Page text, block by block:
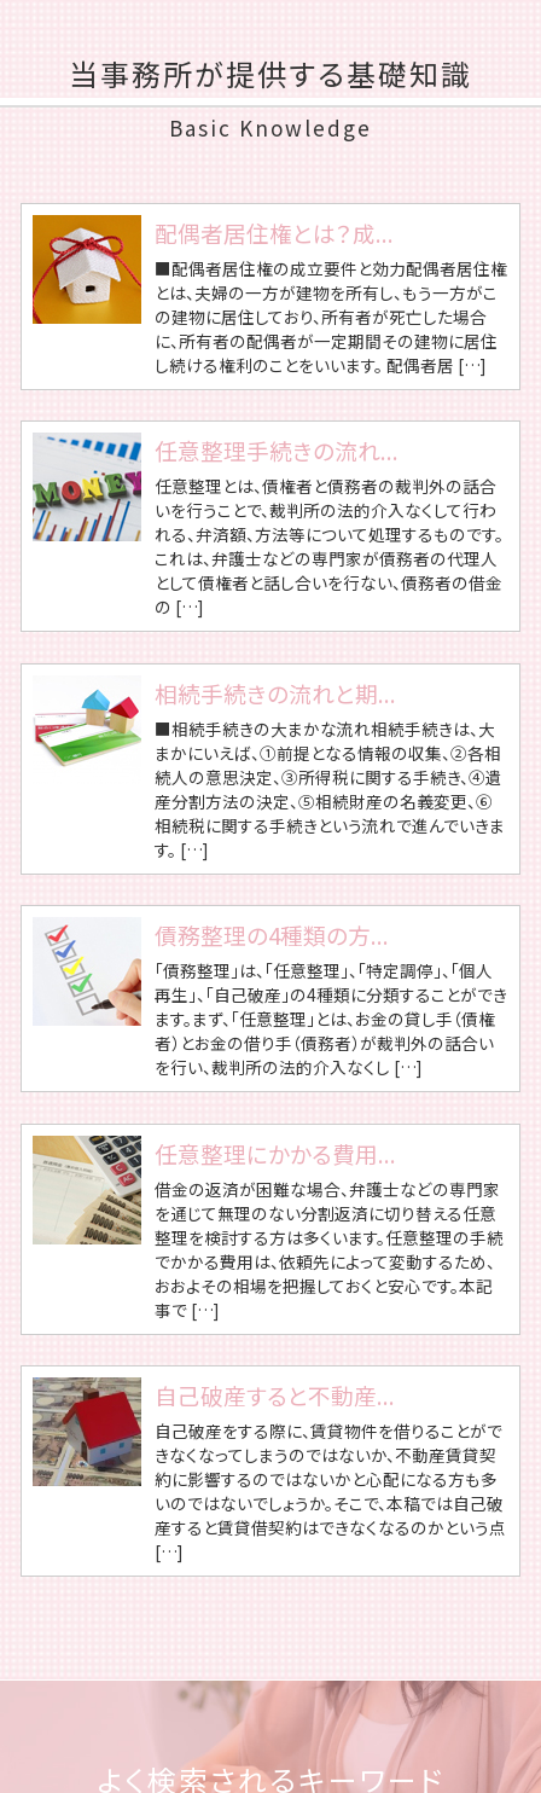
当事務所が提供する基礎知識
Basic Knowledge
配偶者居住権とは？成...
■配偶者居住権の成立要件と効力配偶者居住権
とは、夫婦の一方が建物を所有し、もう一方がこ
の建物に居住しており、所有者が死亡した場合
に、所有者の配偶者が一定期間その建物に居住
し続ける権利のことをいいます。 配偶者居 […]
任意整理手続きの流れ...
任意整理とは、債権者と債務者の裁判外の話合
いを行うことで、裁判所の法的介入なくして行わ
れる、弁済額、方法等について処理するものです。
これは、弁護士などの専門家が債務者の代理人
として債権者と話し合いを行ない、債務者の借金
の […]
相続手続きの流れと期...
■相続手続きの大まかな流れ相続手続きは、大
まかにいえば、①前提となる情報の収集、②各相
続人の意思決定、③所得税に関する手続き、④遺
産分割方法の決定、⑤相続財産の名義変更、⑥
相続税に関する手続きという流れで進んでいきま
す。 […]
債務整理の4種類の方...
「債務整理」は、「任意整理」、「特定調停」、「個人
再生」、「自己破産」の4種類に分類することができ
ます。まず、「任意整理」とは、お金の貸し手（債権
者）とお金の借り手（債務者）が裁判外の話合い
を行い、裁判所の法的介入なくし […]
任意整理にかかる費用...
借金の返済が困難な場合、弁護士などの専門家
を通じて無理のない分割返済に切り替える任意
整理を検討する方は多くいます。任意整理の手続
でかかる費用は、依頼先によって変動するため、
おおよその相場を把握しておくと安心です。本記
事で […]
自己破産すると不動産...
自己破産をする際に、賃貸物件を借りることがで
きなくなってしまうのではないか、不動産賃貸契
約に影響するのではないかと心配になる方も多
いのではないでしょうか。そこで、本稿では自己破
産すると賃貸借契約はできなくなるのかという点
[…]
よく検索されるキーワード